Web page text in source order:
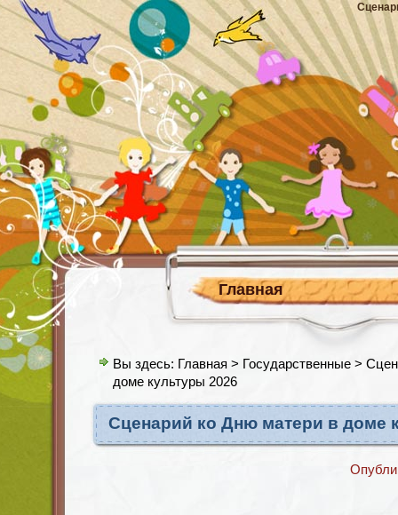
Главная
Вы здесь: Главная > Государственные >
доме культуры 2026
Сценарий ко Дню матери в доме